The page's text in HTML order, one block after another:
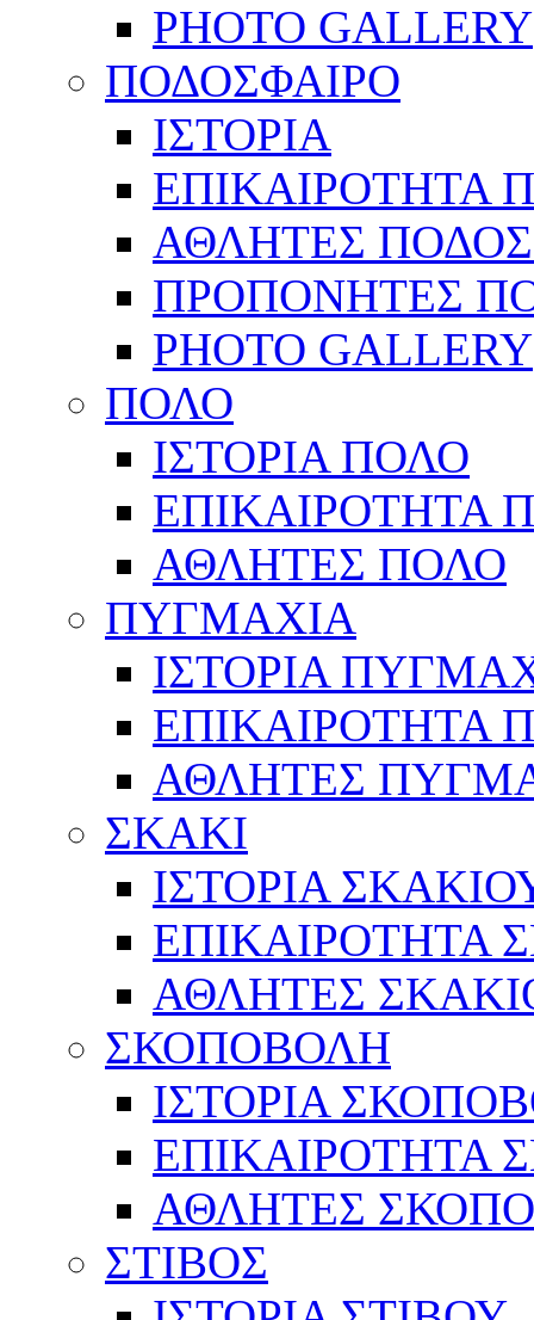
PHOTO GALLERY
ΠΟΔΟΣΦΑΙΡΟ
ΙΣΤΟΡΙΑ
ΕΠΙΚΑΙΡΟΤΗΤΑ
ΑΘΛΗΤΕΣ
ΠΡΟΠΟΝΗΤΕΣ
PHOTO GALLERY
ΠΟΛΟ
ΙΣΤΟΡΙΑ ΠΟΛΟ
ΕΠΙΚΑΙΡΟΤΗΤΑ
ΑΘΛΗΤΕΣ ΠΟΛΟ
ΠΥΓΜΑΧΙΑ
ΙΣΤΟΡΙΑ
ΕΠΙΚΑΙΡΟΤΗΤΑ
ΑΘΛΗΤΕΣ
ΣΚΑΚΙ
ΙΣΤΟΡΙΑ
ΕΠΙΚΑΙΡΟΤΗΤΑ
ΑΘΛΗΤΕΣ
ΣΚΟΠΟΒΟΛΗ
ΙΣΤΟΡΙΑ
ΕΠΙΚΑΙΡΟΤΗΤΑ
ΑΘΛΗΤΕΣ
ΣΤΙΒΟΣ